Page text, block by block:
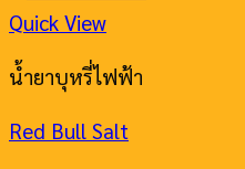
Quick View
น้ำยาบุหรี่ไฟฟ้า
Red Bull Salt